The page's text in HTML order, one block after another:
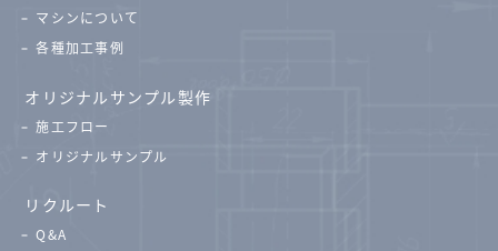
マシンについて
各種加工事例
オリジナルサンプル製作
施工フロー
オリジナルサンプル
リクルート
Q&A